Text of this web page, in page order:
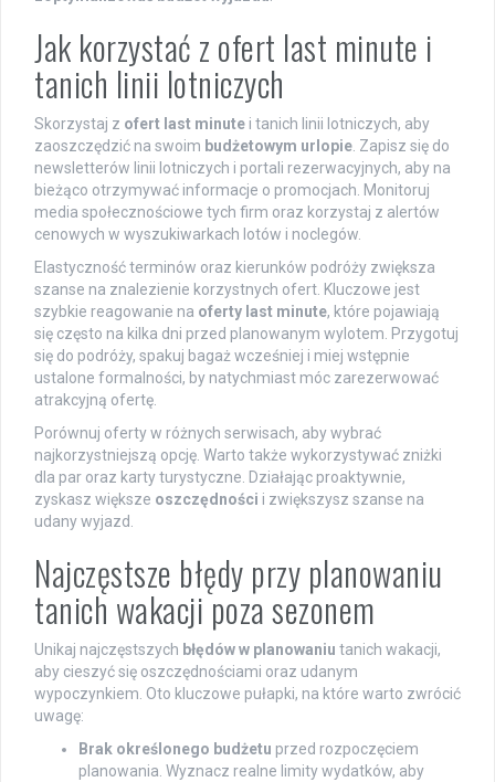
Jak korzystać z ofert last minute i
tanich linii lotniczych
Skorzystaj z ofert last minute i tanich linii lotniczych, aby
zaoszczędzić na swoim budżetowym urlopie . Zapisz się do
newsletterów linii lotniczych i portali rezerwacyjnych, aby na
bieżąco otrzymywać informacje o promocjach. Monitoruj
media społecznościowe tych firm oraz korzystaj z alertów
cenowych w wyszukiwarkach lotów i noclegów.
Elastyczność terminów oraz kierunków podróży zwiększa
szanse na znalezienie korzystnych ofert. Kluczowe jest
szybkie reagowanie na oferty last minute, które pojawiają
się często na kilka dni przed planowanym wylotem. Przygotuj
się do podróży, spakuj bagaż wcześniej i miej wstępnie
ustalone formalności, by natychmiast móc zarezerwować
atrakcyjną ofertę.
Porównuj oferty w różnych serwisach, aby wybrać
najkorzystniejszą opcję. Warto także wykorzystywać zniżki
dla par oraz karty turystyczne. Działając proaktywnie,
zyskasz większe oszczędności i zwiększysz szanse na
udany wyjazd.
Najczęstsze błędy przy planowaniu
tanich wakacji poza sezonem
Unikaj najczęstszych błędów w planowaniu tanich wakacji,
aby cieszyć się oszczędnościami oraz udanym
wypoczynkiem. Oto kluczowe pułapki, na które warto zwrócić
uwagę:
Brak określonego budżetu przed rozpoczęciem
planowania. Wyznacz realne limity wydatków, aby